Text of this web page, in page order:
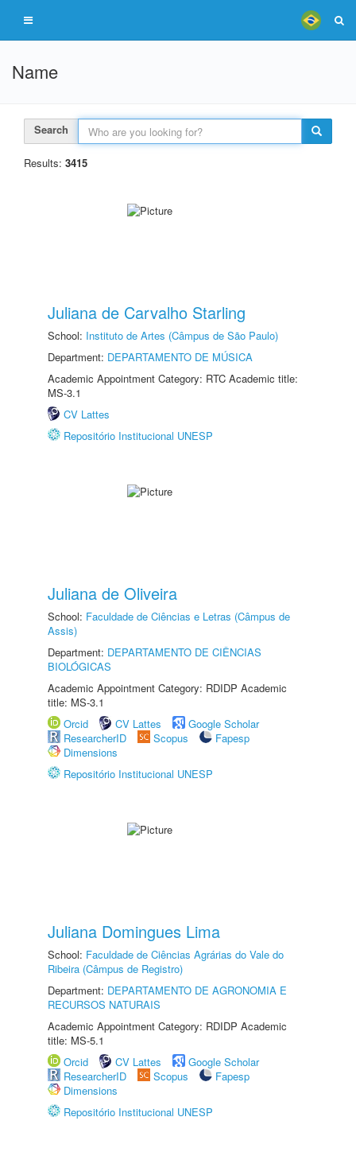
Name
Search
Results: 3415
Juliana de Carvalho Starling
School: Instituto de Artes (Câmpus de São Paulo)
Department: DEPARTAMENTO DE MÚSICA
Academic Appointment Category: RTC Academic title:
MS-3.1
CV Lattes
Repositório Institucional UNESP
Juliana de Oliveira
School: Faculdade de Ciências e Letras (Câmpus de
Assis)
Department: DEPARTAMENTO DE CIÊNCIAS
BIOLÓGICAS
Academic Appointment Category: RDIDP Academic
title: MS-3.1
Orcid
CV Lattes
Google Scholar
ResearcherID
Scopus
Fapesp
Dimensions
Repositório Institucional UNESP
Juliana Domingues Lima
School: Faculdade de Ciências Agrárias do Vale do
Ribeira (Câmpus de Registro)
Department: DEPARTAMENTO DE AGRONOMIA E
RECURSOS NATURAIS
Academic Appointment Category: RDIDP Academic
title: MS-5.1
Orcid
CV Lattes
Google Scholar
ResearcherID
Scopus
Fapesp
Dimensions
Repositório Institucional UNESP